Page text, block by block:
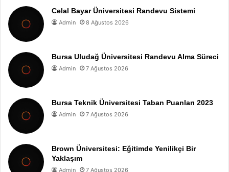
Celal Bayar Üniversitesi Randevu Sistemi
Admin 8 Ağustos 2026
Bursa Uludağ Üniversitesi Randevu Alma Süreci
Admin 7 Ağustos 2026
Bursa Teknik Üniversitesi Taban Puanları 2023
Admin 7 Ağustos 2026
Brown Üniversitesi: Eğitimde Yenilikçi Bir
Yaklaşım
Admin 7 Ağustos 2026